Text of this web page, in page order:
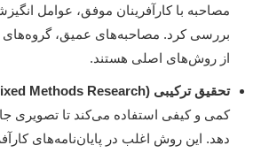
مصاحبه با کارآفرینان موفق، عوامل
بررسی کرد. مصاحبه‌های عمیق، گروه‌های
از روش‌های اصلی هستند.
تحقیق ترکیبی (Mixed Methods Research):
کمی و کیفی استفاده می‌کند تا تصویری
دهد. این روش اغلب در پایان‌نامه‌های